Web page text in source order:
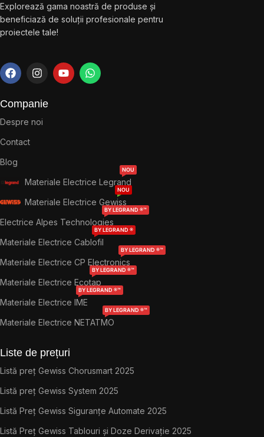
Explorează gama noastră de produse și
beneficiază de soluții profesionale pentru
proiectele tale!
Companie
Despre noi
Contact
Blog
Materiale Electrice Legrand
NOU
Materiale Electrice Gewiss
NOU
Electrice Alpes Technologies
BY LEGRAND ®™
Materiale Electrice Cablofil
BY LEGRAND ®
Materiale Electrice CP Electronics
BY LEGRAND ®™
Materiale Electrice Ecotap
BY LEGRAND ®™
Materiale Electrice IME
BY LEGRAND ®™
Materiale Electrice NETATMO
BY LEGRAND ®™
Liste de prețuri
Listă preț Gewiss Chorusmart 2025
Listă preț Gewiss System 2025
Listă Preț Gewiss Siguranțe Automate 2025
Listă Preț Gewiss Tablouri și Doze Derivație 2025